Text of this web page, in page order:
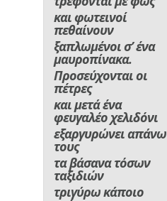
και φωτεινοί
πεθαίνουν
ξαπλωμένοι σ’ ένα
μαυροπίνακα.
Προσεύχονται οι
πέτρες
και μετά ένα
φευγαλέο χελιδόνι
εξαργυρώνει απάνω
τους
τα βάσανα τόσων
ταξιδιών
τριγύρω κάποιο